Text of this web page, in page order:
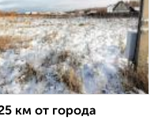
км от города